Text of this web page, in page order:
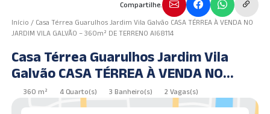
Compartilhe.
Início / Casa Térrea Guarulhos Jardim Vila Galvão CASA TÉRREA À VENDA NO
JARDIM VILA GALVÃO – 360m² DE TERRENO AI68114
Casa Térrea Guarulhos Jardim Vila
Galvão CASA TÉRREA À VENDA NO
JARDIM VILA GALVÃO – 360m² DE
TERRENO AI68114
360 m² 4 Quarto(s) 3 Banheiro(s) 2 Vagas(s)